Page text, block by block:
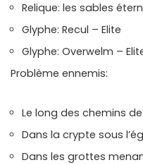
Relique: les sables
Glyphe: Recul – Elite
Glyphe: Overwelm –
Problème ennemis:
Le long des chemins de
Dans la crypte sous
Dans les grottes